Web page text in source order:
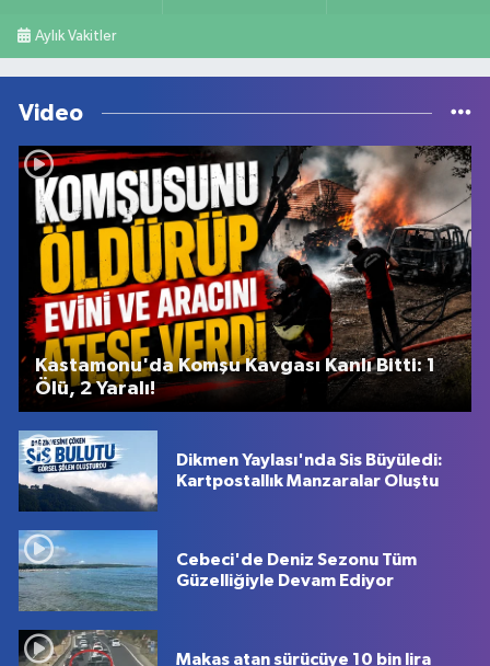
Aylık Vakitler
Video
Kastamonu'da Komşu Kavgası Kanlı Bitti: 1
Ölü, 2 Yaralı!
Dikmen Yaylası'nda Sis Büyüledi:
Kartpostallık Manzaralar Oluştu
Cebeci'de Deniz Sezonu Tüm
Güzelliğiyle Devam Ediyor
Makas atan sürücüye 10 bin lira